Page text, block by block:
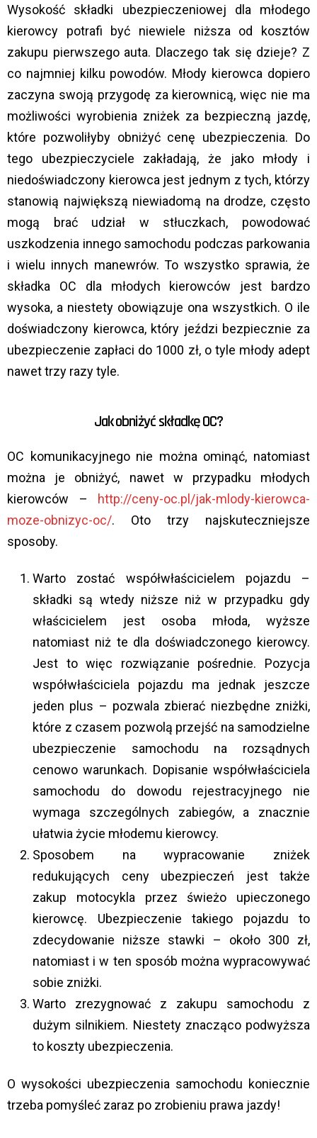
Wysokość składki ubezpieczeniowej dla młodego
kierowcy potrafi być niewiele niższa od kosztów
zakupu pierwszego auta. Dlaczego tak się dzieje? Z
co najmniej kilku powodów. Młody kierowca dopiero
zaczyna swoją przygodę za kierownicą, więc nie ma
możliwości wyrobienia zniżek za bezpieczną jazdę,
które pozwoliłyby obniżyć cenę ubezpieczenia. Do
tego ubezpieczyciele zakładają, że jako młody i
niedoświadczony kierowca jest jednym z tych, którzy
stanowią największą niewiadomą na drodze, często
mogą brać udział w stłuczkach, powodować
uszkodzenia innego samochodu podczas parkowania
i wielu innych manewrów. To wszystko sprawia, że
składka OC dla młodych kierowców jest bardzo
wysoka, a niestety obowiązuje ona wszystkich. O ile
doświadczony kierowca, który jeździ bezpiecznie za
ubezpieczenie zapłaci do 1000 zł, o tyle młody adept
nawet trzy razy tyle.
Jak obniżyć składkę OC?
OC komunikacyjnego nie można ominąć, natomiast
można je obniżyć, nawet w przypadku młodych
kierowców – http://ceny-oc.pl/jak-mlody-kierowca-
moze-obnizyc-oc/. Oto trzy najskuteczniejsze
sposoby.
Warto zostać współwłaścicielem pojazdu –
składki są wtedy niższe niż w przypadku gdy
właścicielem jest osoba młoda, wyższe
natomiast niż te dla doświadczonego kierowcy.
Jest to więc rozwiązanie pośrednie. Pozycja
współwłaściciela pojazdu ma jednak jeszcze
jeden plus – pozwala zbierać niezbędne zniżki,
które z czasem pozwolą przejść na samodzielne
ubezpieczenie samochodu na rozsądnych
cenowo warunkach. Dopisanie współwłaściciela
samochodu do dowodu rejestracyjnego nie
wymaga szczególnych zabiegów, a znacznie
ułatwia życie młodemu kierowcy.
Sposobem na wypracowanie zniżek
redukujących ceny ubezpieczeń jest także
zakup motocykla przez świeżo upieczonego
kierowcę. Ubezpieczenie takiego pojazdu to
zdecydowanie niższe stawki – około 300 zł,
natomiast i w ten sposób można wypracowywać
sobie zniżki.
Warto zrezygnować z zakupu samochodu z
dużym silnikiem. Niestety znacząco podwyższa
to koszty ubezpieczenia.
O wysokości ubezpieczenia samochodu koniecznie
trzeba pomyśleć zaraz po zrobieniu prawa jazdy!